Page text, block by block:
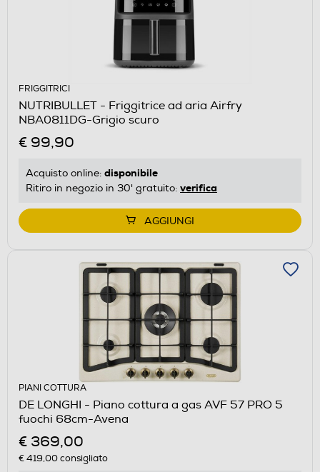
FRIGGITRICI
NUTRIBULLET - Friggitrice ad aria Airfry
NBA0811DG-Grigio scuro
€ 99,90
Acquisto online: disponibile
Ritiro in negozio in 30' gratuito: verifica
AGGIUNGI
PIANI COTTURA
DE LONGHI - Piano cottura a gas AVF 57 PRO 5
fuochi 68cm-Avena
€ 369,00
€ 419,00consigliato